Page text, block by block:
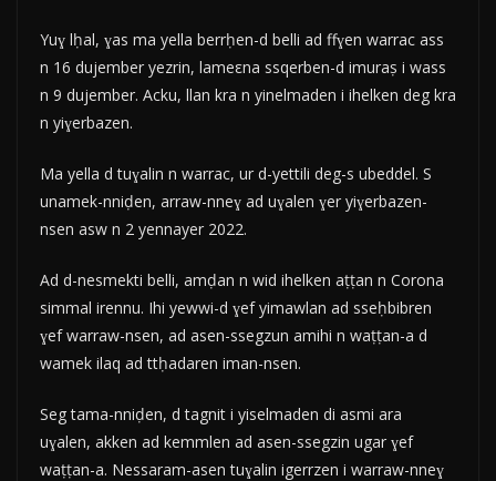
Yuɣ lḥal, ɣas ma yella berrḥen-d belli ad ffɣen warrac ass
n 16 dujember yezrin, lameεna ssqerben-d imuraṣ i wass
n 9 dujember. Acku, llan kra n yinelmaden i ihelken deg kra
n yiɣerbazen.
Ma yella d tuɣalin n warrac, ur d-yettili deg-s ubeddel. S
unamek-nniḍen, arraw-nneɣ ad uɣalen ɣer yiɣerbazen-
nsen asw n 2 yennayer 2022.
Ad d-nesmekti belli, amḍan n wid ihelken aṭṭan n Corona
simmal irennu. Ihi yewwi-d ɣef yimawlan ad sseḥbibren
ɣef warraw-nsen, ad asen-ssegzun amihi n waṭṭan-a d
wamek ilaq ad ttḥadaren iman-nsen.
Seg tama-nniḍen, d tagnit i yiselmaden di asmi ara
uɣalen, akken ad kemmlen ad asen-ssegzin ugar ɣef
waṭṭan-a. Nessaram-asen tuɣalin igerrzen i warraw-nneɣ